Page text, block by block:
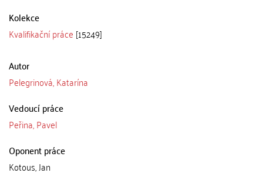
Kolekce
Kvalifikační práce [15249]
Autor
Pelegrinová, Katarína
Vedoucí práce
Peřina, Pavel
Oponent práce
Kotous, Jan